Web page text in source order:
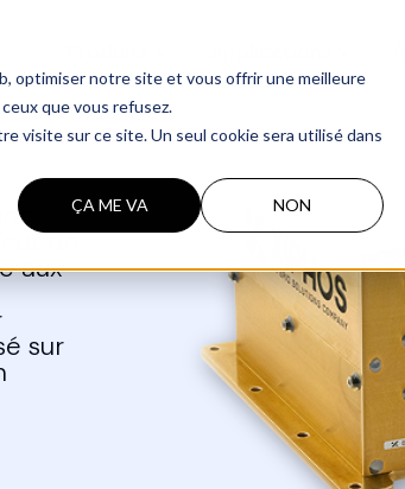
optimiser notre site et vous offrir une meilleure
que vous refusez.
visite sur ce site. Un seul cookie sera utilisé dans
ÇA ME VA NON
de
aux
sur